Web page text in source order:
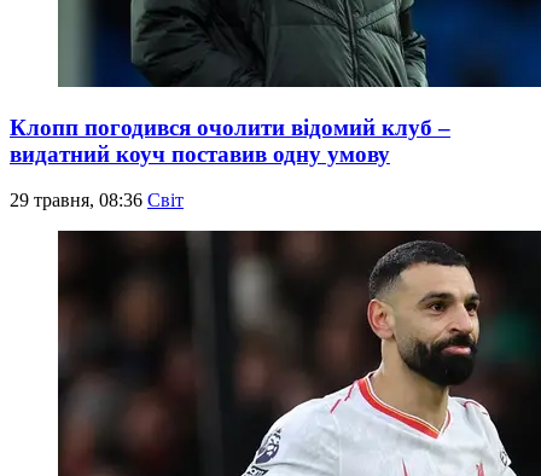
Клопп погодився очолити відомий клуб –
видатний коуч поставив одну умову
29 травня, 08:36 Світ